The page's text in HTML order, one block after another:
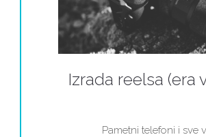
Izrada reelsa (era
Pametni telefoni i sve